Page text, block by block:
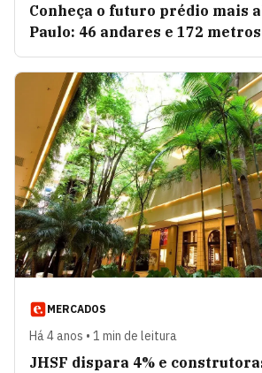
Conheça o futuro prédio mais
Paulo: 46 andares e 172 metros
MERCADOS
Há 4 anos • 1 min de leitura
JHSF dispara 4% e